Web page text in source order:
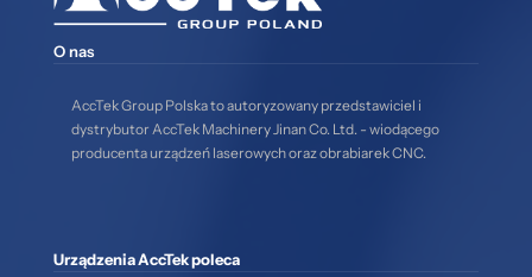
O nas
AccTek Group Polska to autoryzowany przedstawiciel i
dystrybutor AccTek Machinery Jinan Co. Ltd. - wiodącego
producenta urządzeń laserowych oraz obrabiarek CNC.
Urządzenia AccTek poleca